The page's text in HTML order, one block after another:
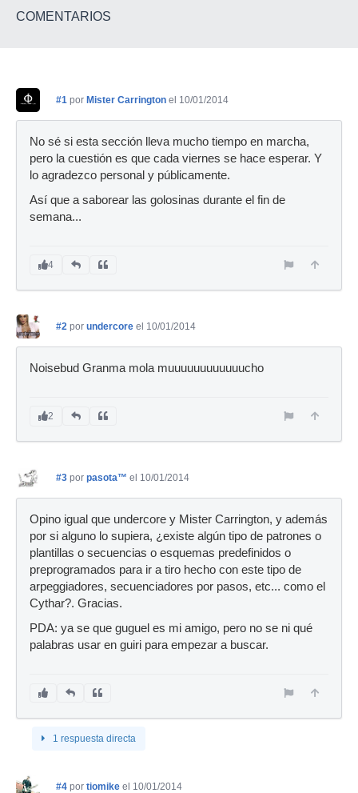
COMENTARIOS
#1 por Mister Carrington el 10/01/2014
No sé si esta sección lleva mucho tiempo en marcha,
pero la cuestión es que cada viernes se hace esperar. Y
lo agradezco personal y públicamente.
Así que a saborear las golosinas durante el fin de
semana...
4
#2 por undercore el 10/01/2014
Noisebud Granma mola muuuuuuuuuuuucho
2
#3 por pasota™ el 10/01/2014
Opino igual que undercore y Mister Carrington, y además
por si alguno lo supiera, ¿existe algún tipo de patrones o
plantillas o secuencias o esquemas predefinidos o
preprogramados para ir a tiro hecho con este tipo de
arpeggiadores, secuenciadores por pasos, etc... como el
Cythar?. Gracias.
PDA: ya se que guguel es mi amigo, pero no se ni qué
palabras usar en guiri para empezar a buscar.
1 respuesta directa
#4 por tiomike el 10/01/2014